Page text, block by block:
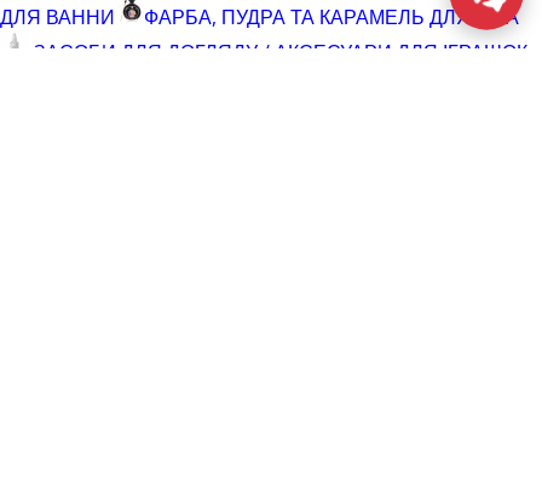
ДЛЯ ВАННИ
ФАРБА, ПУДРА ТА КАРАМЕЛЬ ДЛЯ ТІЛА
ЗАСОБИ ДЛЯ ДОГЛЯДУ / АКСЕСУАРИ ДЛЯ ІГРАШОК